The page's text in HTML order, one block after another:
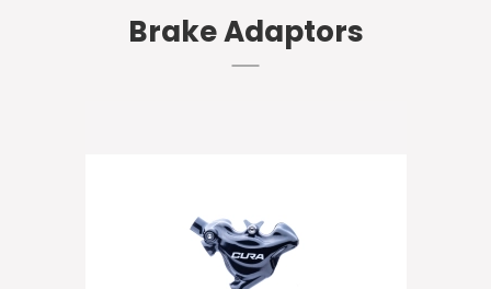
Brake Adaptors